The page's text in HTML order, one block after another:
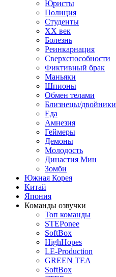
Юристы
Полиция
Студенты
ХХ век
Болезнь
Реинкарнация
Сверхспособности
Фиктивный брак
Маньяки
Шпионы
Обмен телами
Близнецы/двойники
Еда
Амнезия
Геймеры
Демоны
Молодость
Династия Мин
Зомби
Южная Корея
Китай
Япония
Команды озвучки
Топ команды
STEPonee
SoftBox
HighHopes
LE-Production
GREEN TEA
SoftBox